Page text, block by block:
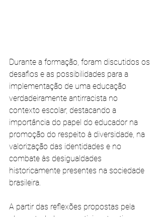
Durante a formação, foram discutidos os
desafios e as possibilidades para a
implementação de uma educação
verdadeiramente antirracista no
contexto escolar, destacando a
importância do papel do educador na
promoção do respeito à diversidade, na
valorização das identidades e no
combate às desigualdades
historicamente presentes na sociedade
brasileira.
A partir das reflexões propostas pela